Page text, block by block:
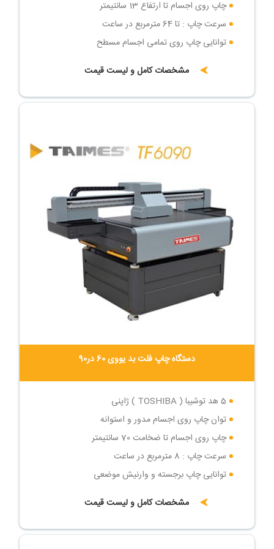
چاپ روی اجسام تا ارتفاع 13 سانتیمتر
سرعت چاپ : تا 64 مترمربع در ساعت
توانایی چاپ روی تمامی اجسام مسطح
مشخصات کامل و لیست قیمت
دستگاه چاپ فلت بد یووی 60 در90
5 هد توشیبا ( TOSHIBA ) ژاپنی
توان چاپ روی اجسام مدور و استوانه
چاپ روی اجسام تا ضخامت 70 سانتیمتر
سرعت چاپ : 8 مترمربع در ساعت
توانایی چاپ برجسته و وارنیش موضعی
مشخصات کامل و لیست قیمت